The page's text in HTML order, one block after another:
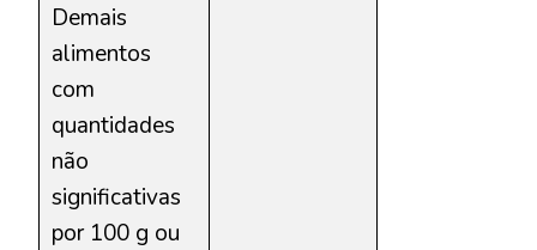
Demais
alimentos
com
quantidades
não
significativas
por 100 g ou